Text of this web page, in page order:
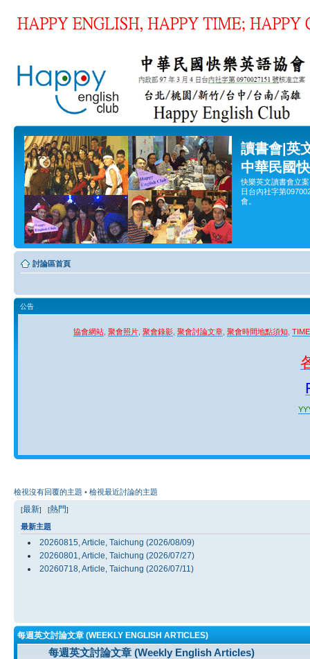
讀書會|英
中華民國
快樂英文讀書會立
日台內社字第
會。
討論區首頁
公告
協會網站 聚會照片 聚會錄影 聚會討論文章 聚會時間地點須知
檢視沒有回覆的主題 • 檢視最近討論的主題
[最新] [熱門]
最新主題
20260815, Article, Taichung (2026/08/09)
20260801, Article, Taichung (2026/07/27)
20260718, Article, Taichung (2026/07/11)
每週英文討論文章 (WEEKLY ENGLISH ARTICLES)
每週英文討論文章 (Weekly English Articles)